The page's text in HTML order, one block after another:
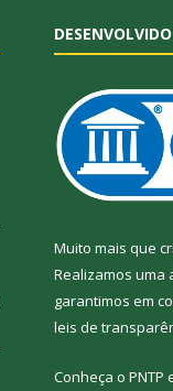
Muito mais que
Realizamos uma
garantimos em
leis de
Conheça o PNTP